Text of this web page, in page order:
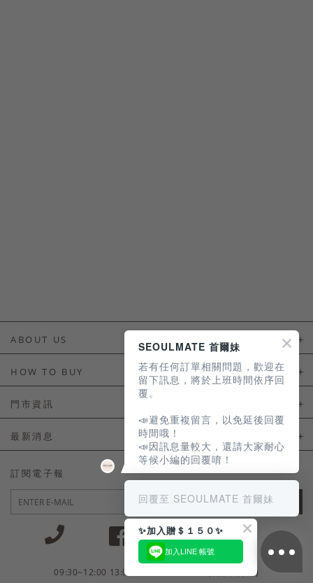
ABOUT US
HOW TO BUY
如何購買
會員常見問題
訂單常見問題
商品售後服務
電子發票
門市資訊
門市資訊
最新消息
LINE官方會員活動
訂閱電子報
JOIN
09:30~12:00 13:00~18:30 / Mon - Fri(例假日除外)
SEOULMATE 首爾妹
若有任何訂單相關問題，歡迎在
留下訊息，將於上班時間依序回
覆。
📣避免重複留言，以免延後回覆
時間哦！
📣因訊息量較大，還請大家耐心
等候小編的回覆唷！
回覆至 SEOULMATE 首爾妹
✨加入贈＄１５０✨
加入LINE 帳號